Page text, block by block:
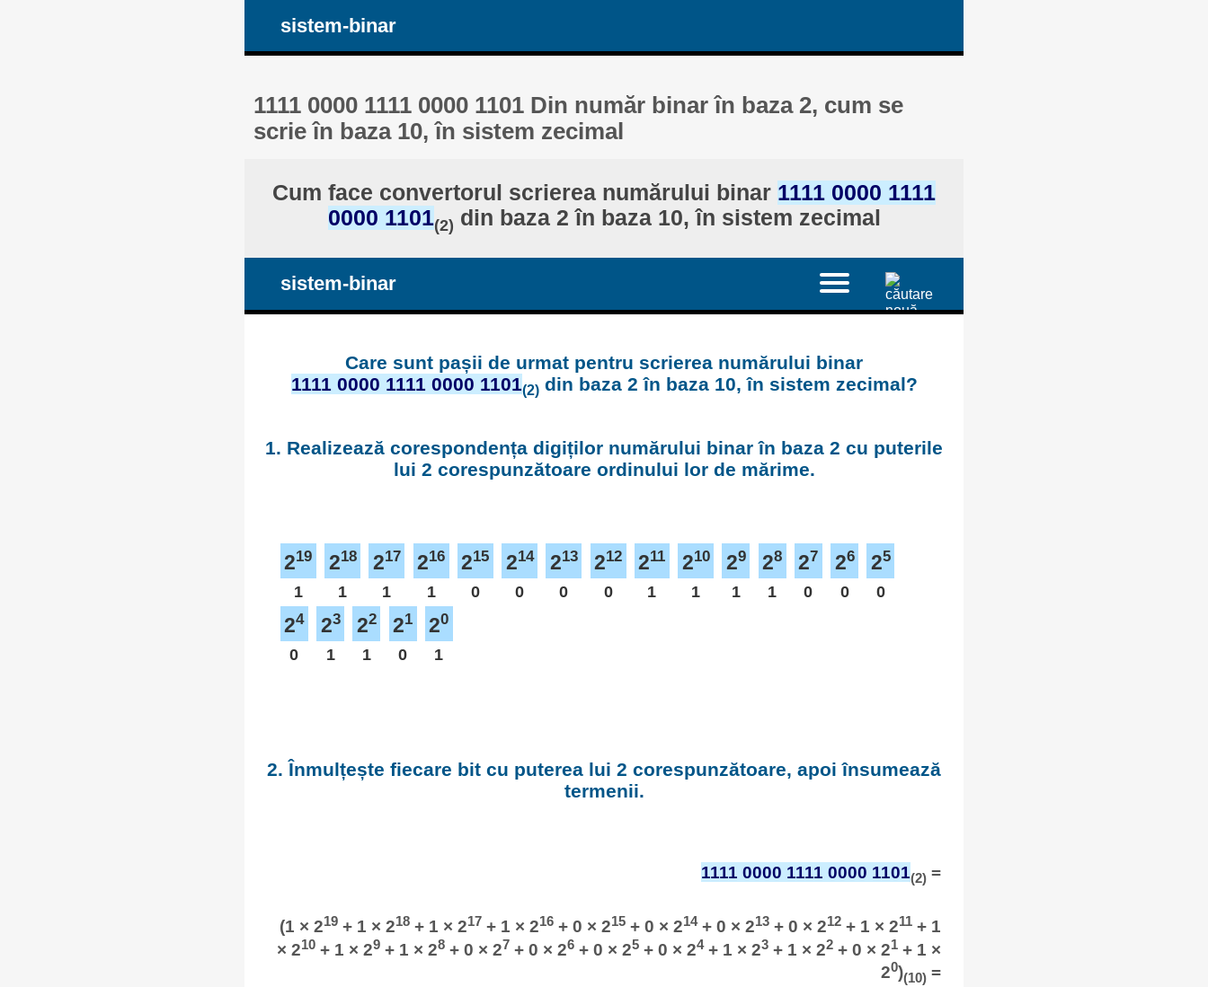
sistem-binar
1111 0000 1111 0000 1101 Din număr binar în baza 2, cum se
scrie în baza 10, în sistem zecimal
Cum face convertorul scrierea numărului binar 1111 0000 1111
0000 1101(2) din baza 2 în baza 10, în sistem zecimal
sistem-binar
Care sunt pașii de urmat pentru scrierea numărului binar
1111 0000 1111 0000 1101(2)din baza 2 în baza 10, în sistem zecimal?
1. Realizează corespondența digiților numărului binar în baza 2 cu puterile
lui 2 corespunzătoare ordinului lor de mărime.
219
1
218
1
217
1
216
1
215
0
214
0
213
0
212
0
211
1
210
1
29
1
28
1
27
0
26
0
25
0
24
0
23
1
22
1
21
0
20
1
2. Înmulțește fiecare bit cu puterea lui 2 corespunzătoare, apoi însumează
termenii.
1111 0000 1111 0000 1101(2) =
(1 × 219+ 1 × 218+ 1 × 217 + 1 × 216+ 0 × 215+ 0 × 214+ 0 × 213+ 0 × 212+ 1 × 211+ 1
× 210+ 1 × 29+ 1 × 28+ 0 × 27 + 0 × 26+ 0 × 25+ 0 × 24+ 1 × 23+ 1 × 22+ 0 × 21+ 1 ×
20)(10)=